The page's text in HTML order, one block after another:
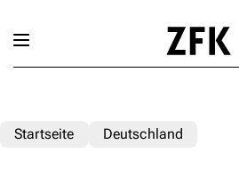
Startseite Deutschland